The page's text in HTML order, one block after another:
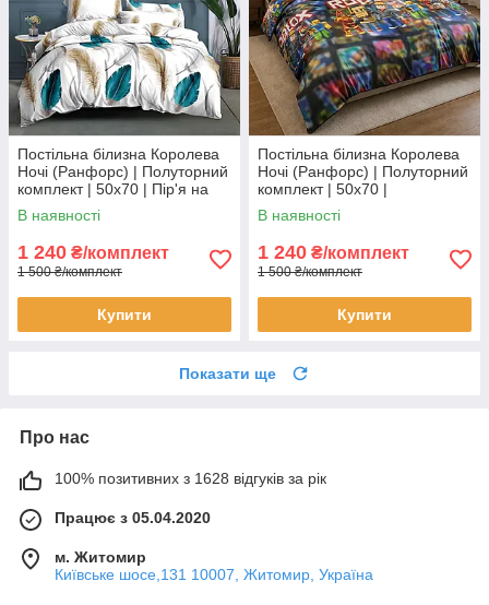
Постільна білизна Королева
Ночі (Ранфорс) | Полуторний
комплект | 50х70 | Пір'я на
білому
В наявності
1 240 ₴/комплект
1 500 ₴/комплект
Купити
Постільна білизна Королева
Ночі (Ранфорс) | Полуторний
комплект | 50х70 |
Різнокольоровий roblox
В наявності
1 240 ₴/комплект
1 500 ₴/комплект
Купити
Показати ще
Про нас
100% позитивних з 1628 відгуків за рік
Працює з 05.04.2020
м. Житомир
Київське шосе,131 10007, Житомир, Україна